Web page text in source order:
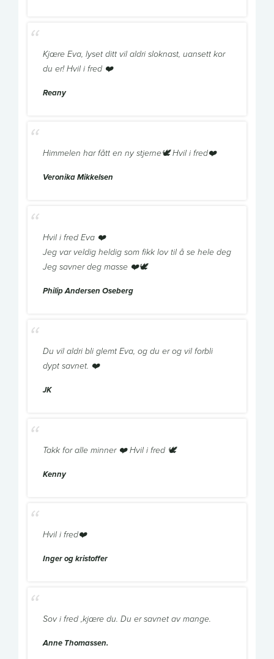
Kjære Eva, lyset ditt vil aldri sloknast, uansett kor
du er! Hvil i fred ❤️
Reany
Himmelen har fått en ny stjerne🕊️ Hvil i fred❤️
Veronika Mikkelsen
Hvil i fred Eva ❤️
Jeg var veldig heldig som fikk lov til å se hele deg
Jeg savner deg masse ❤️🕊
Philip Andersen Oseberg
Du vil aldri bli glemt Eva, og du er og vil forbli
dypt savnet. ❤️
JK
Takk for alle minner ❤️ Hvil i fred 🕊
Kenny
Hvil i fred❤️
Inger og kristoffer
Sov i fred ,kjære du. Du er savnet av mange.
Anne Thomassen.